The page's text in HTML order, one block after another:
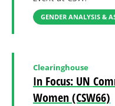
GENDER ANALYSIS &
In Focus: UN
Women (CSW66)
Clearinghouse